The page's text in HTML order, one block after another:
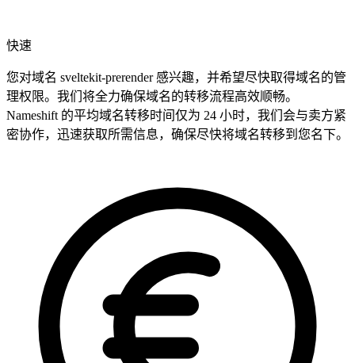
快速
您对域名 sveltekit-prerender 感兴趣，并希望尽快取得域名的管
理权限。我们将全力确保域名的转移流程高效顺畅。
Nameshift 的平均域名转移时间仅为 24 小时，我们会与卖方紧
密协作，迅速获取所需信息，确保尽快将域名转移到您名下。